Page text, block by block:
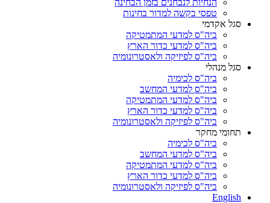
הנחיות לנבחנים בזמן הבחינה
טפסי בקשה למדור בחינות
סגל אקדמי
ביה"ס למדעי המתמטיקה
ביה"ס למדעי כדור הארץ
ביה"ס לפיזיקה ולאסטרונומיה
סגל מנהלי
ביה"ס לכימיה
ביה"ס למדעי המחשב
ביה"ס למדעי המתמטיקה
ביה"ס למדעי כדור הארץ
ביה"ס לפיזיקה ולאסטרונומיה
תחומי מחקר
ביה"ס לכימיה
ביה"ס למדעי המחשב
ביה"ס למדעי המתמטיקה
ביה"ס למדעי כדור הארץ
ביה"ס לפיזיקה ולאסטרונומיה
English